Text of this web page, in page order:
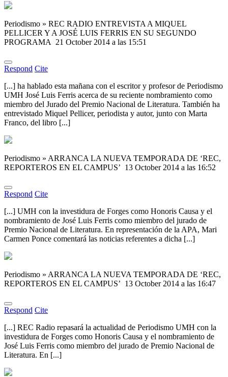
Periodismo » REC RADIO ENTREVISTA A MIQUEL
PELLICER Y A JOSÉ LUIS FERRIS EN SU SEGUNDO
PROGRAMA 21 October 2014 a las 15:51
Respond Cite
[...] ha hablado esta mañana con el escritor y profesor de Periodismo
UMH José Luis Ferris acerca de su reciente nombramiento como
miembro del Jurado del Premio Nacional de Literatura. También ha
entrevistado Miquel Pellicer, periodista y autor, junto con Marta
Franco, del libro [...]
Periodismo » ARRANCA LA NUEVA TEMPORADA DE ‘REC,
REPORTEROS EN EL CAMPUS’ 13 October 2014 a las 16:52
Respond Cite
[...] UMH con la investidura de Forges como Honoris Causa y el
nombramiento de José Luis Ferris como miembro del jurado de
Premio Nacional de Literatura. En representación de la APA, Mari
Carmen Ponce comentará las noticias referentes a dicha [...]
Periodismo » ARRANCA LA NUEVA TEMPORADA DE ‘REC,
REPORTEROS EN EL CAMPUS’ 13 October 2014 a las 16:47
Respond Cite
[...] REC Radio repasará la actualidad de Periodismo UMH con la
investidura de Forges como Honoris Causa y el nombramiento de
José Luis Ferris como miembro del jurado de Premio Nacional de
Literatura. En [...]